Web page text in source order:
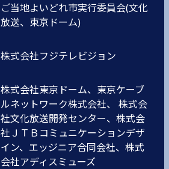
ご当地よいどれ市実行委員会(文化
放送、東京ドーム)
株式会社フジテレビジョン
株式会社東京ドーム、東京ケーブ
ルネットワーク株式会社、 株式会
社文化放送開発センター、株式会
社ＪＴＢコミュニケーションデザ
イン、エッジニア合同会社、株式
会社アディスミューズ